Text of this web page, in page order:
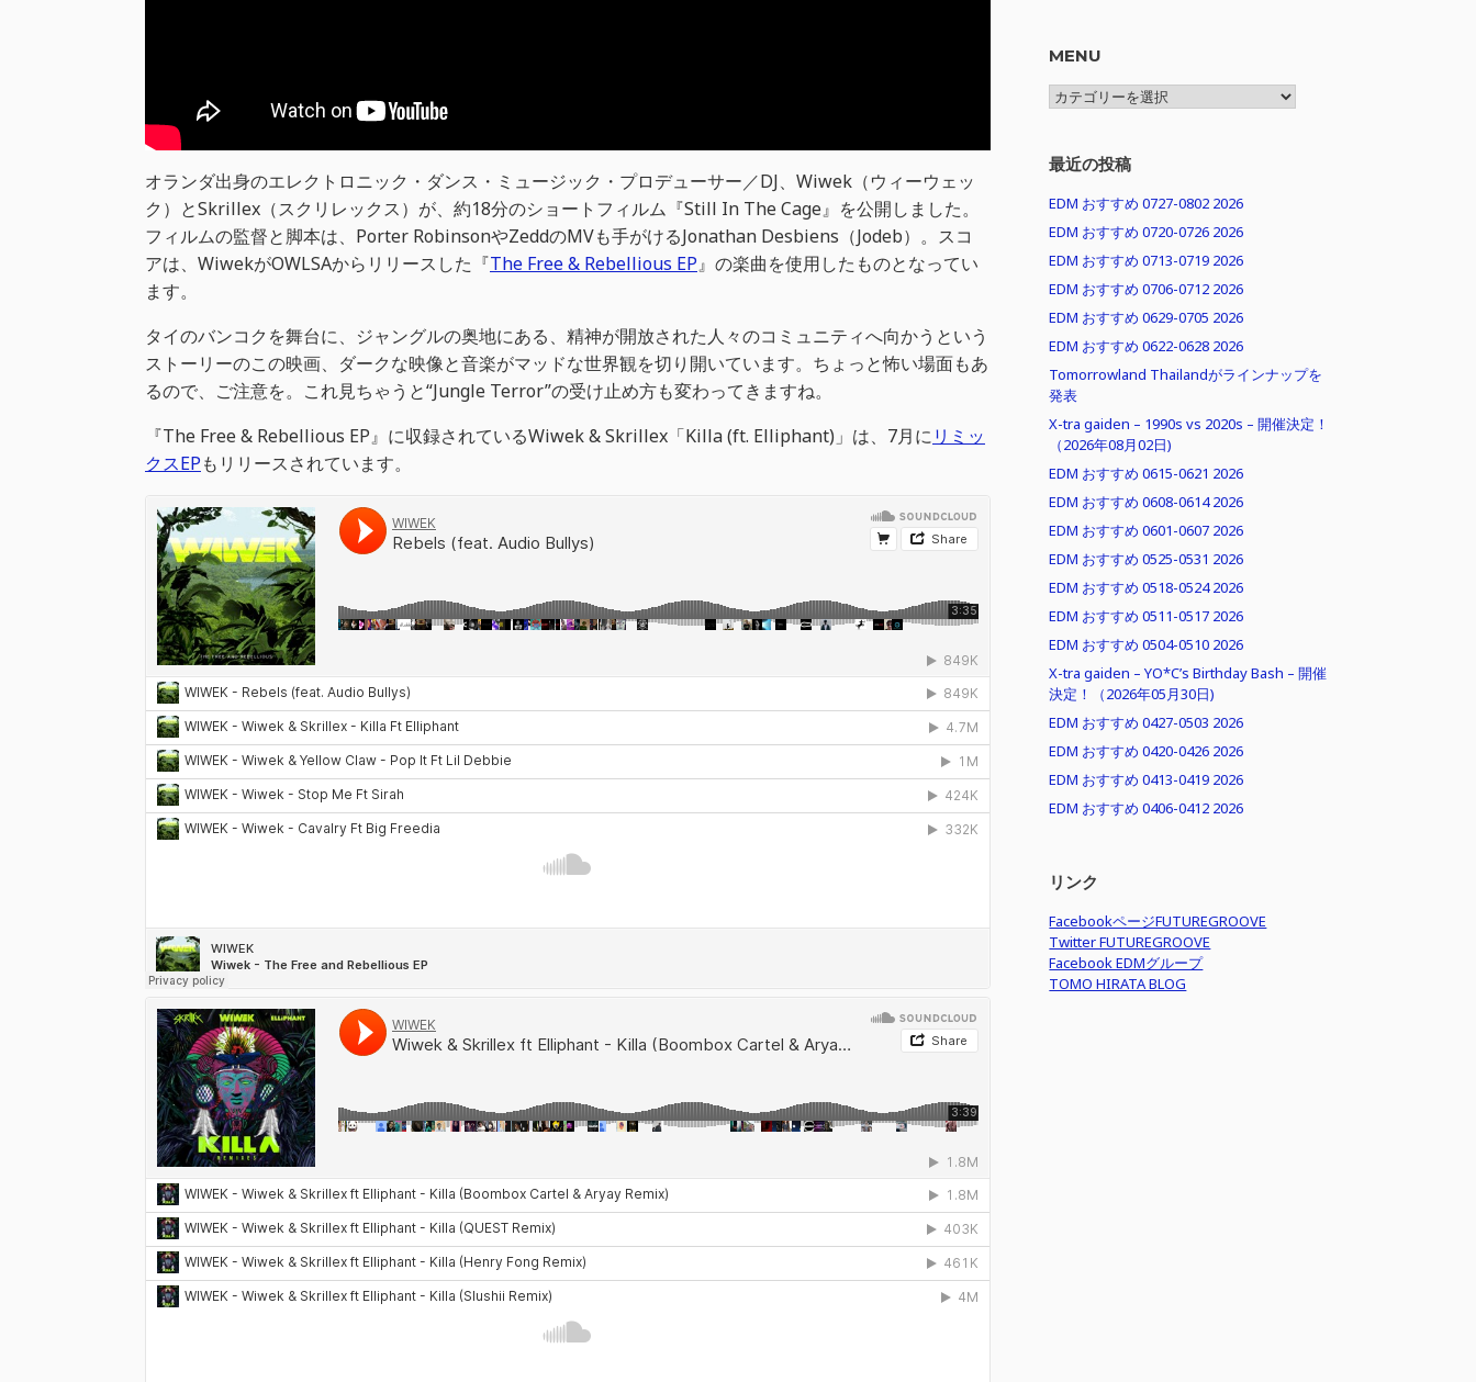
オランダ出身のエレクトロニック・ダンス・ミュージック・プロデューサー／DJ、Wiwek（ウィーウェッ
ク）とSkrillex（スクリレックス）が、約18分のショートフィルム『Still In The Cage』を公開しました。
フィルムの監督と脚本は、Porter RobinsonやZeddのMVも手がけるJonathan Desbiens（Jodeb）。スコ
アは、WiwekがOWLSAからリリースした『The Free & Rebellious EP』の楽曲を使用したものとなってい
ます。
タイのバンコクを舞台に、ジャングルの奥地にある、精神が開放された人々のコミュニティへ向かうという
ストーリーのこの映画、ダークな映像と音楽がマッドな世界観を切り開いています。ちょっと怖い場面もあ
るので、ご注意を。これ見ちゃうと“Jungle Terror”の受け止め方も変わってきますね。
『The Free & Rebellious EP』に収録されているWiwek & Skrillex「Killa (ft. Elliphant)」は、7月にリミッ
クスEPもリリースされています。
MENU
MENU
最近の投稿
EDM おすすめ 0727-0802 2026
EDM おすすめ 0720-0726 2026
EDM おすすめ 0713-0719 2026
EDM おすすめ 0706-0712 2026
EDM おすすめ 0629-0705 2026
EDM おすすめ 0622-0628 2026
Tomorrowland Thailandがラインナップを
発表
X-tra gaiden – 1990s vs 2020s – 開催決定！
（2026年08月02日)
EDM おすすめ 0615-0621 2026
EDM おすすめ 0608-0614 2026
EDM おすすめ 0601-0607 2026
EDM おすすめ 0525-0531 2026
EDM おすすめ 0518-0524 2026
EDM おすすめ 0511-0517 2026
EDM おすすめ 0504-0510 2026
X-tra gaiden – YO*C’s Birthday Bash – 開催
決定！（2026年05月30日)
EDM おすすめ 0427-0503 2026
EDM おすすめ 0420-0426 2026
EDM おすすめ 0413-0419 2026
EDM おすすめ 0406-0412 2026
リンク
FacebookページFUTUREGROOVE
Twitter FUTUREGROOVE
Facebook EDMグループ
TOMO HIRATA BLOG